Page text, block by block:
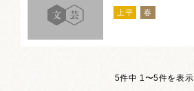
上平 春
5件中 1〜5件を表示